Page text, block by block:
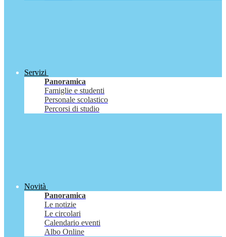
Servizi
Panoramica
Famiglie e studenti
Personale scolastico
Percorsi di studio
Novità
Panoramica
Le notizie
Le circolari
Calendario eventi
Albo Online